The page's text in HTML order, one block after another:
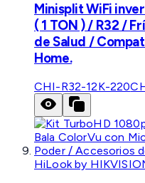
Minisplit WiFi
( 1 TON ) / R32 /
de Salud /
Home.
CHI-R32-12K-220
HiLook by